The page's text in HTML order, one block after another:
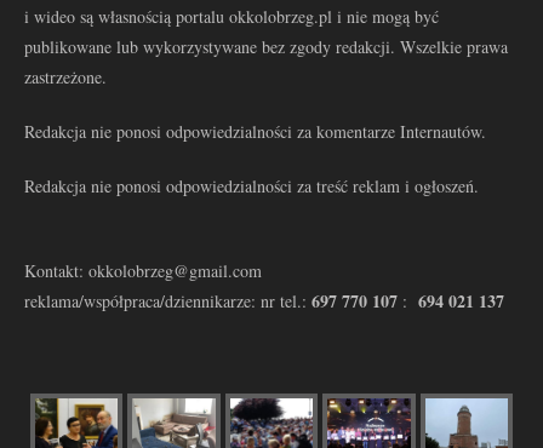
i wideo są własnością portalu okkolobrzeg.pl i nie mogą być
publikowane lub wykorzystywane bez zgody redakcji. Wszelkie prawa
zastrzeżone.
Redakcja nie ponosi odpowiedzialności za komentarze Internautów.
Redakcja nie ponosi odpowiedzialności za treść reklam i ogłoszeń.
Kontakt: okkolobrzeg@gmail.com
reklama/współpraca/dziennikarze: nr tel.: 697 770 107 : 694 021 137